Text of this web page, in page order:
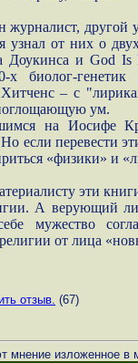
журналист, другой
узнал от них о
Доукинса и God Is
х биолог-
– с
ум.
на Иосифе
если перевести
«физики» и
эти
А верующий
мужество
от лица
отзыв. (67)
мнение изложенное в